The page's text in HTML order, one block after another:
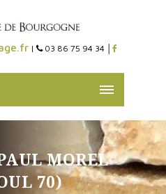
| 03 86 75 94 34 │
MOREL
70)